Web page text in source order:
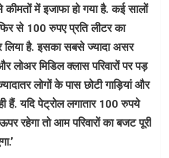
में इजाफा हो गया है. कई सालों
से 100 रुपए प्रति लीटर का
है. इसका सबसे ज्यादा असर
लोअर मिडिल क्लास परिवारों पर पड़
लोगों के पास छोटी गाड़ियां और
ही हैं. यदि पेट्रोल लगातार 100 रुपये
रहेगा तो आम परिवारों का बजट पूरी